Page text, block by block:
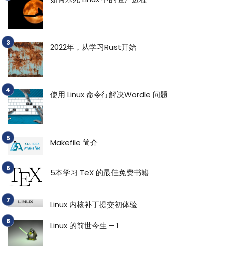
2022年，从学习Rust开始
使用 Linux 命令行解决Wordle 问题
Makefile 简介
5本学习 TeX 的最佳免费书籍
Linux 内核补丁提交初体验
Linux 的前世今生 – 1